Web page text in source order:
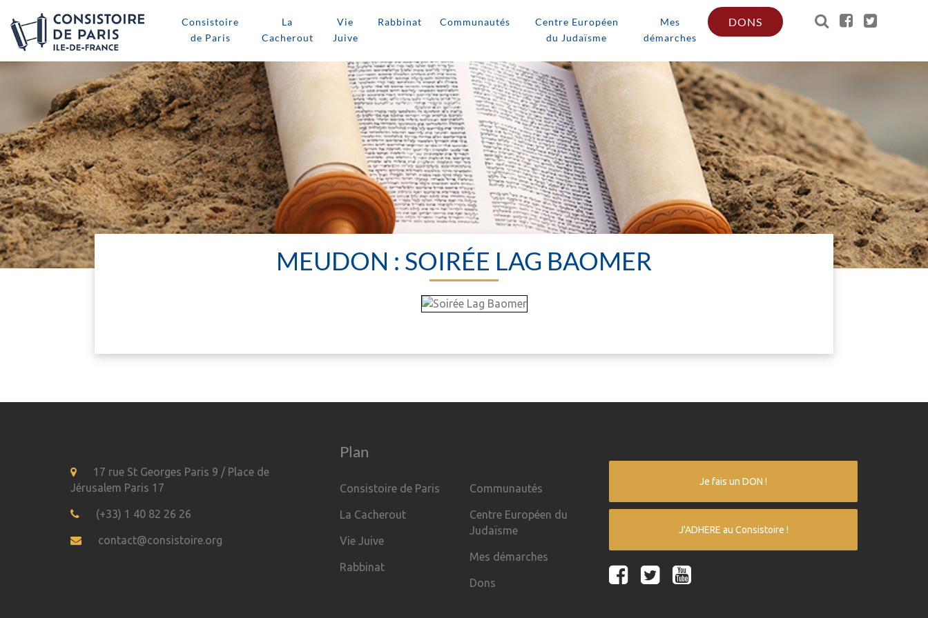
Consistoire
de Paris
La
Cacherout
Vie
Juive
Rabbinat Communautés
Centre Européen
du Judaïsme
Mes
démarches
DONS
MEUDON : SOIRÉE LAG BAOMER
17 rue St Georges Paris 9 / Place de
Jérusalem Paris 17
(+33) 1 40 82 26 26
contact@consistoire.org
Plan
Consistoire de Paris
La Cacherout
Vie Juive
Rabbinat
Communautés
Centre Européen du
Judaïsme
Mes démarches
Dons
Je fais un DON !
J'ADHERE au Consistoire !